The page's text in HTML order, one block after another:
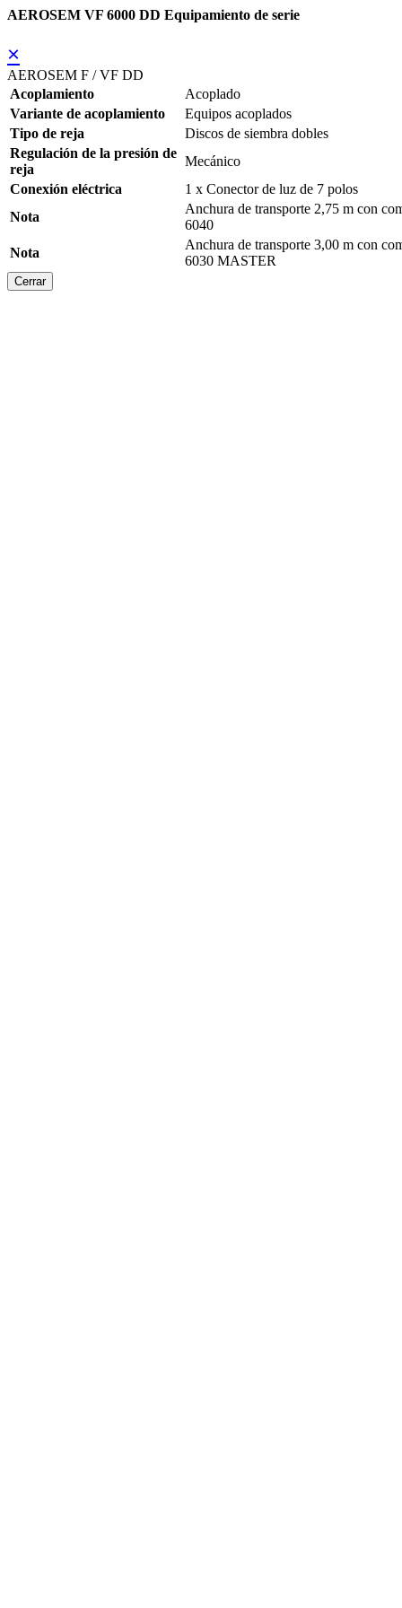
AEROSEM VF 6000 DD Equipamiento de serie
×
AEROSEM F / VF DD
Acoplamiento
Acoplado
Variante de acoplamiento
Equipos acoplados
Tipo de reja
Discos de siembra dobles
Regulación de la presión de
reja
Mecánico
Conexión eléctrica
1 x Conector de luz de 7 polos
Nota
Anchura de transporte 2,75 m con
6040
Nota
Anchura de transporte 3,00 m con
6030 MASTER
Cerrar